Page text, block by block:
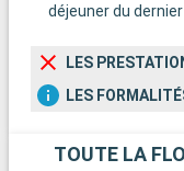
déjeuner du
LES
LES
TOUTE LA